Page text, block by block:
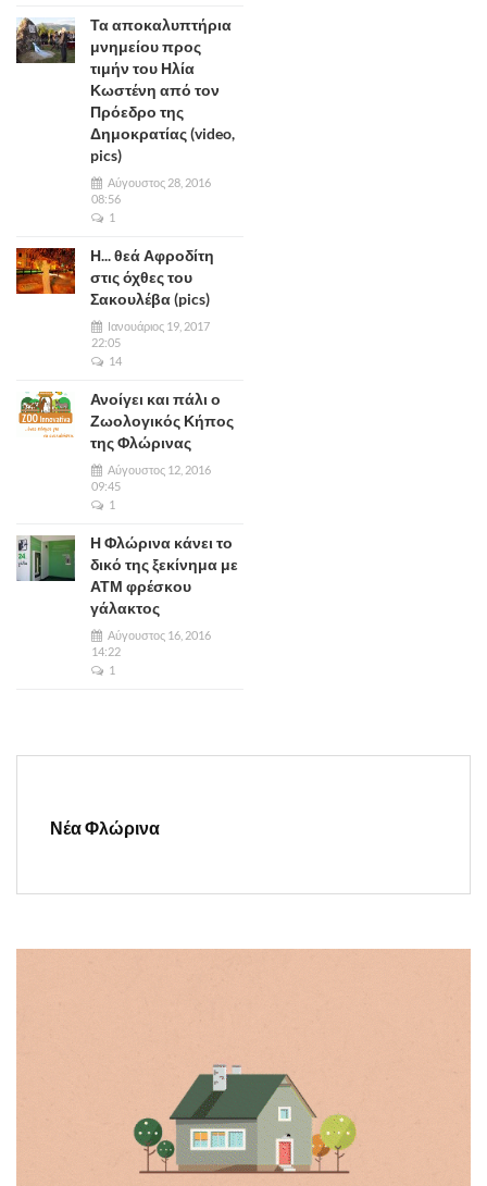
Τα αποκαλυπτήρια
μνημείου προς
τιμήν του Ηλία
Κωστένη από τον
Πρόεδρο της
Δημοκρατίας (video,
pics)
Αύγουστος 28, 2016
08:56
1
Η... θεά Αφροδίτη
στις όχθες του
Σακουλέβα (pics)
Ιανουάριος 19, 2017
22:05
14
Ανοίγει και πάλι ο
Ζωολογικός Κήπος
της Φλώρινας
Αύγουστος 12, 2016
09:45
1
Η Φλώρινα κάνει το
δικό της ξεκίνημα με
ΑΤΜ φρέσκου
γάλακτος
Αύγουστος 16, 2016
14:22
1
Νέα Φλώρινα